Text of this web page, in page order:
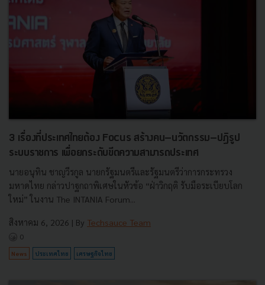
3 เรื่องที่ประเทศไทยต้อง Focus สร้างคน–นวัตกรรม–ปฏิรูป
ระบบราชการ เพื่อยกระดับขีดความสามารถประเทศ
นายอนุทิน ชาญวีรกูล นายกรัฐมนตรีและรัฐมนตรีว่าการกระทรวง
มหาดไทย กล่าวปาฐกถาพิเศษในหัวข้อ “ฝ่าวิกฤติ รับมือระเบียบโลก
ใหม่” ในงาน The INTANIA Forum...
สิงหาคม 6, 2026 | By Techsauce Team
0
News ประเทศไทย เศรษฐกิจไทย